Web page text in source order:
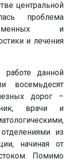
центральной
проблема
и
и лечения
данной
восемьдесят
дорог –
врачи и
из
начиная от
Помимо